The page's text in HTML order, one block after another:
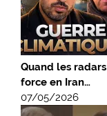
Quand les
force en Iran…
07/05/2026